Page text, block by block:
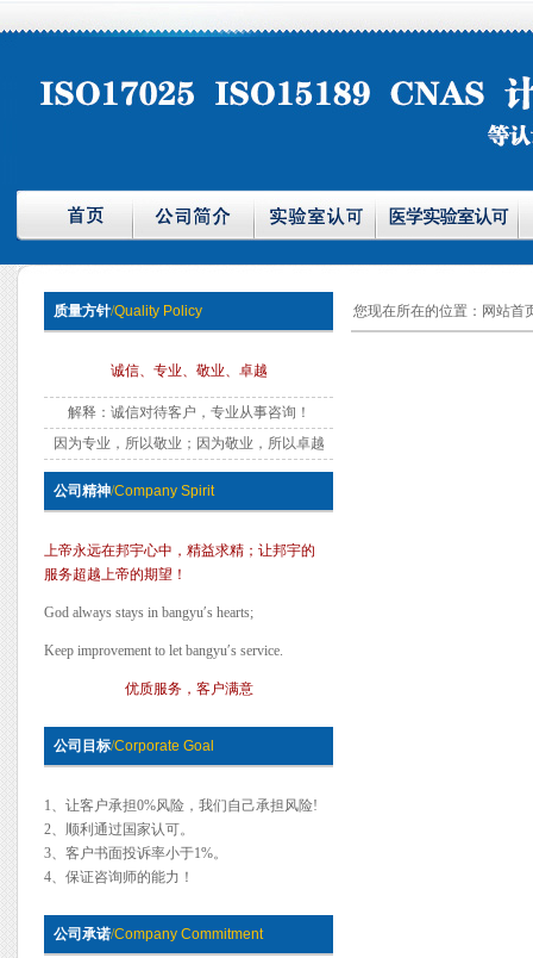
质量方针/Quality Policy
诚信、专业、敬业、卓越
解释：诚信对待客户，专业从事咨询！
因为专业，所以敬业；因为敬业，所以卓越
公司精神/Company Spirit
上帝永远在邦宇心中，精益求精；让邦宇的
服务超越上帝的期望！
God always stays in bangyu′s hearts;
Keep improvement to let bangyu′s service.
优质服务，客户满意
公司目标/Corporate Goal
1、让客户承担0%风险，我们自己承担风险!
2、顺利通过国家认可。
3、客户书面投诉率小于1%。
4、保证咨询师的能力！
公司承诺/Company Commitment
您现在所在的位置： 网站首